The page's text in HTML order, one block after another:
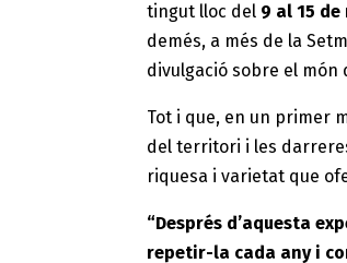
tingut lloc del 9 al 15 de
demés, a més de la
divulgació sobre el món
Tot i que, en un primer
del territori i les
riquesa i varietat que
“Després d’aquesta
repetir-la cada any i